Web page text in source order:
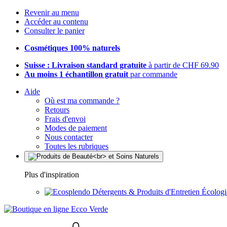
Revenir au menu
Accéder au contenu
Consulter le panier
Cosmétiques 100% naturels
Suisse : Livraison standard gratuite à partir de CHF 69.90
Au moins 1 échantillon gratuit par commande
Aide
Où est ma commande ?
Retours
Frais d'envoi
Modes de paiement
Nous contacter
Toutes les rubriques
Plus d'inspiration
Détergents & Produits d'Entretien